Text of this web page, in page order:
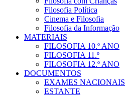
Filosofia Política
Cinema e Filosofia
Filosofia da Informação
MATERIAIS
FILOSOFIA 10.º ANO
FILOSOFIA 11.º
FILOSOFIA 12.º ANO
DOCUMENTOS
EXAMES NACIONAIS
ESTANTE